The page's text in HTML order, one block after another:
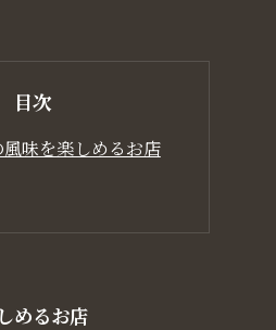
目次
味を楽しめるお店
めるお店